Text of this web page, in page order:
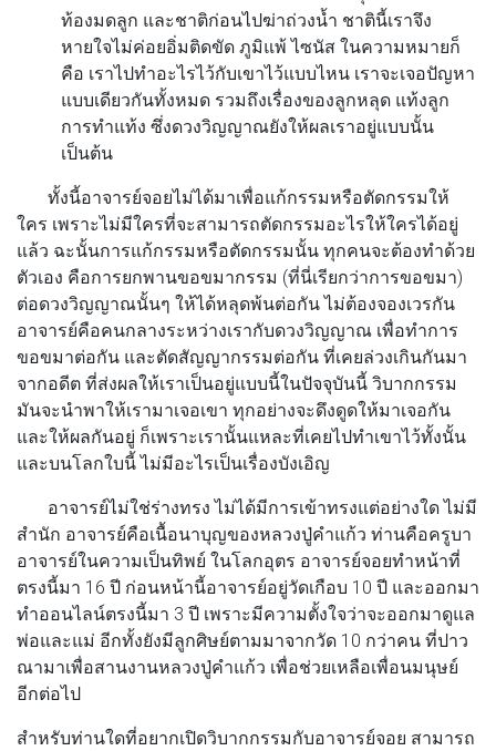
ท้องมดลูก และชาติก่อนไปฆ่าถ่วงน้ำ ชาตินี้เราจึง
หายใจไม่ค่อยอิ่มติดขัด ภูมิแพ้ ไซนัส ในความหมายก็
คือ เราไปทำอะไรไว้กับเขาไว้แบบไหน เราจะเจอปัญหา
แบบเดียวกันทั้งหมด รวมถึงเรื่องของลูกหลุด แท้งลูก
การทำแท้ง ซึ่งดวงวิญญาณยังให้ผลเราอยู่แบบนั้น
เป็นต้น
ทั้งนี้อาจารย์จอยไม่ได้มาเพื่อแก้กรรมหรือตัดกรรมให้
ใคร เพราะไม่มีใครที่จะสามารถตัดกรรมอะไรให้ใครได้อยู่
แล้ว ฉะนั้นการแก้กรรมหรือตัดกรรมนั้น ทุกคนจะต้องทำด้วย
ตัวเอง คือการยกพานขอขมากรรม (ที่นี่เรียกว่าการขอขมา)
ต่อดวงวิญญาณนั้นๆ ให้ได้หลุดพ้นต่อกัน ไม่ต้องจองเวรกัน
อาจารย์คือคนกลางระหว่างเรากับดวงวิญญาณ เพื่อทำการ
ขอขมาต่อกัน และตัดสัญญากรรมต่อกัน ที่เคยล่วงเกินกันมา
จากอดีต ที่ส่งผลให้เราเป็นอยู่แบบนี้ในปัจจุบันนี้ วิบากกรรม
มันจะนำพาให้เรามาเจอเขา ทุกอย่างจะดึงดูดให้มาเจอกัน
และให้ผลกันอยู่ ก็เพราะเรานั้นแหละที่เคยไปทำเขาไว้ทั้งนั้น
และบนโลกใบนี้ ไม่มีอะไรเป็นเรื่องบังเอิญ
อาจารย์ไม่ใช่ร่างทรง ไม่ได้มีการเข้าทรงแต่อย่างใด ไม่มี
สำนัก อาจารย์คือเนื้อนาบุญของหลวงปู่คำแก้ว ท่านคือครูบา
อาจารย์ในความเป็นทิพย์ ในโลกอุตร อาจารย์จอยทำหน้าที่
ตรงนี้มา 16 ปี ก่อนหน้านี้อาจารย์อยู่วัดเกือบ 10 ปี และออกมา
ทำออนไลน์ตรงนี้มา 3 ปี เพราะมีความตั้งใจว่าจะออกมาดูแล
พ่อและแม่ อีกทั้งยังมีลูกศิษย์ตามมาจากวัด 10 กว่าคน ที่ปาว
ณามาเพื่อสานงานหลวงปู่คำแก้ว เพื่อช่วยเหลือเพื่อนมนุษย์
อีกต่อไป
สำหรับท่านใดที่อยากเปิดวิบากกรรมกับอาจารย์จอย สามารถ